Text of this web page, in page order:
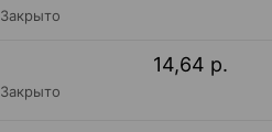
Закрыто
Закрыто
14,64 р.